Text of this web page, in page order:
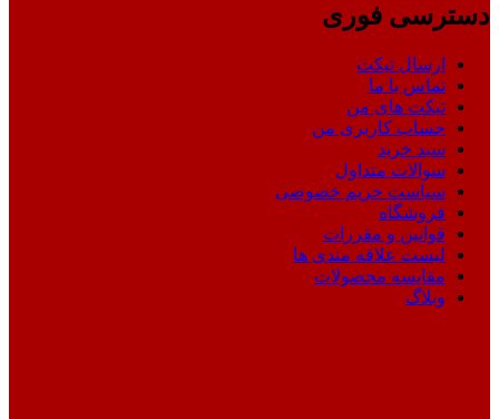
دسترسی فوری
ارسال تیکت
تماس با ما
تیکت های من
حساب کاربری من
سبد خرید
سوالات متداول
سیاست حریم خصوصی
فروشگاه
قوانین و مقررات
لیست علاقه مندی ها
مقایسه محصولات
وبلاگ